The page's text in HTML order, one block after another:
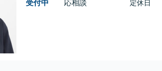
受付中
応相談
定休日